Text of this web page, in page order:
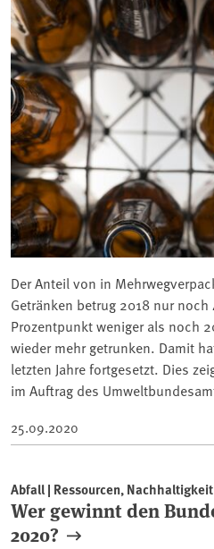
Der Anteil von in
Getränken betrug 2018 nur
Prozentpunkt weniger als noch
wieder mehr getrunken. Damit
letzten Jahre fortgesetzt. Dies
im Auftrag des
25.09.2020
Abfall | Ressourcen,
Wer gewinnt den
2020?